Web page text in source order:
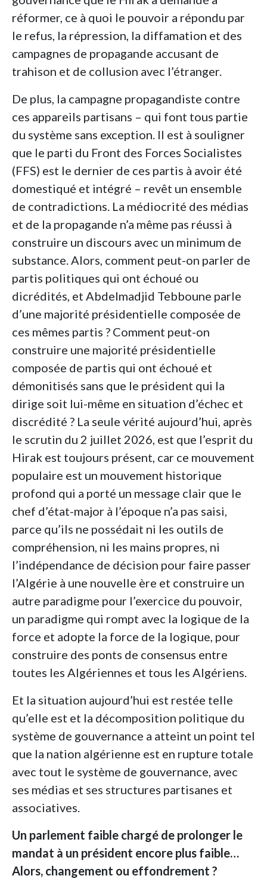
réformer, ce à quoi le pouvoir a répondu par
le refus, la répression, la diffamation et des
campagnes de propagande accusant de
trahison et de collusion avec l’étranger.
De plus, la campagne propagandiste contre
ces appareils partisans – qui font tous partie
du système sans exception. Il est à souligner
que le parti du Front des Forces Socialistes
(FFS) est le dernier de ces partis à avoir été
domestiqué et intégré – revêt un ensemble
de contradictions. La médiocrité des médias
et de la propagande n’a même pas réussi à
construire un discours avec un minimum de
substance. Alors, comment peut-on parler de
partis politiques qui ont échoué ou
dicrédités, et Abdelmadjid Tebboune parle
d’une majorité présidentielle composée de
ces mêmes partis ? Comment peut-on
construire une majorité présidentielle
composée de partis qui ont échoué et
démonitisés sans que le président qui la
dirige soit lui-même en situation d’échec et
discrédité ? La seule vérité aujourd’hui, après
le scrutin du 2 juillet 2026, est que l’esprit du
Hirak est toujours présent, car ce mouvement
populaire est un mouvement historique
profond qui a porté un message clair que le
chef d’état-major à l’époque n’a pas saisi,
parce qu’ils ne possédait ni les outils de
compréhension, ni les mains propres, ni
l’indépendance de décision pour faire passer
l’Algérie à une nouvelle ère et construire un
autre paradigme pour l’exercice du pouvoir,
un paradigme qui rompt avec la logique de la
force et adopte la force de la logique, pour
construire des ponts de consensus entre
toutes les Algériennes et tous les Algériens.
Et la situation aujourd’hui est restée telle
qu’elle est et la décomposition politique du
système de gouvernance a atteint un point tel
que la nation algérienne est en rupture totale
avec tout le système de gouvernance, avec
ses médias et ses structures partisanes et
associatives.
Un parlement faible chargé de prolonger le
mandat à un président encore plus faible…
Alors, changement ou effondrement ?